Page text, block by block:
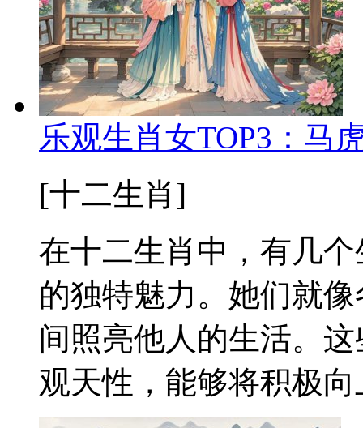
乐观生肖女TOP3：马
[十二生肖]
在十二生肖中，有几
的独特魅力。她们就
间照亮他人的生活。
观天性，能够将积极